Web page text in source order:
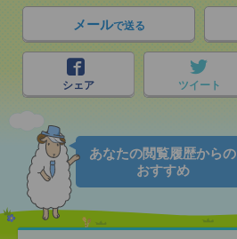
メールで送る
シェア ツイート
あなたの閲覧履歴からの
おすすめ